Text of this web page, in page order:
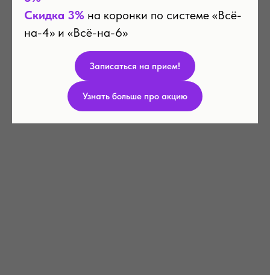
Скидка 3% на коронки по системе «Всё-
на-4» и «Всё-на-6»
Записаться на прием!
Узнать больше про акцию